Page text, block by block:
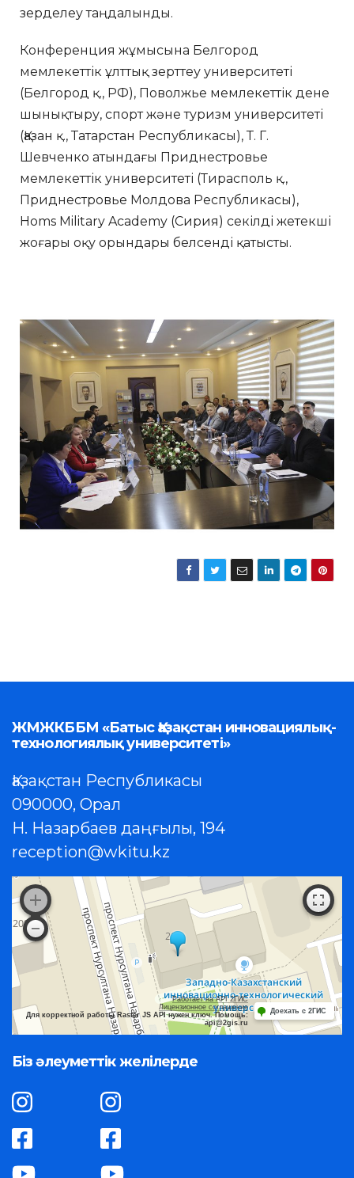
зерделеу таңдалынды.
Конференция жұмысына Белгород
мемлекеттік ұлттық зерттеу университеті
(Белгород қ., РФ), Поволжье мемлекеттік дене
шынықтыру, спорт және туризм университеті
(Қазан қ., Татарстан Республикасы), Т. Г.
Шевченко атындағы Приднестровье
мемлекеттік университеті (Тирасполь қ.,
Приднестровье Молдова Республикасы),
Homs Military Academy (Сирия) секілді жетекші
жоғары оқу орындары белсенді қатысты.
ЖМЖКББМ «Батыс Қазақстан инновациялық-
технологиялық университеті»
Қазақстан Республикасы
090000, Орал
Н. Назарбаев даңғылы, 194
reception@wkitu.kz
Работает на API 2ГИС
Лицензионное соглашение
Для корректной работы Raster JS API нужен ключ. Помощь:
api@2gis.ru
Доехать с 2ГИС
Біз әлеуметтік желілерде